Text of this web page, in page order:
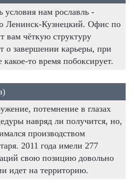
условия нам рославль -
Ленинск-Кузнецкий. Офис по
вам чёткую структуру
о завершении карьеры, при
то время побоксирует.
потемнение в глазах
навряд ли получится, но,
производством
2011 года имели 277
свою позицию довольно
идет на территорию.